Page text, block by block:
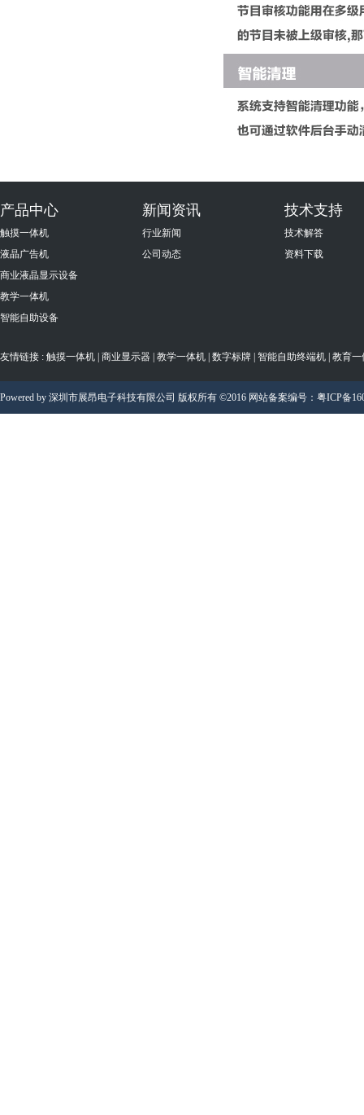
产品中心
触摸一体机
液晶广告机
商业液晶显示设备
教学一体机
智能自助设备
新闻资讯
行业新闻
公司动态
技术支持
技术解答
资料下载
友情链接 : 触摸一体机 商业显示器 教学一体机 数字标牌 智能自助终端机 教育一
Powered by 深圳市展昂电子科技有限公司 版权所有 ©2016 网站备案编号： 粤ICP备